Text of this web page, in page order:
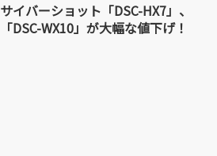
サイバーショット「DSC-HX7」、
「DSC-WX10」が大幅な値下げ！